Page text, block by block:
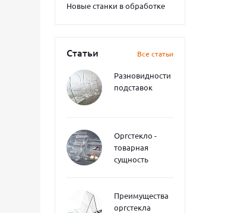
Новые станки в обработке
Статьи Все статьи
Разновидности
подставок
Оргстекло -
товарная
сущность
Преимущества
оргстекла